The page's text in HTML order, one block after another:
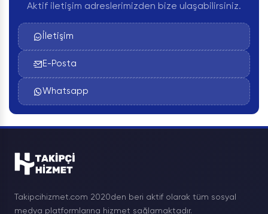
Aktif iletişim adreslerimizden bize ulaşabilirsiniz.
İletişim
E-Posta
Whatsapp
Takipcihizmet.com 2020den beri aktif olarak tüm sosyal
medya platformlarına hizmet sağlamaktadır.